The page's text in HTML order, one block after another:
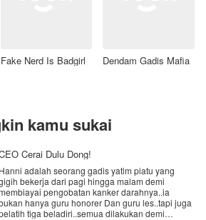
Fake Nerd Is Badgirl Dendam Gadis Mafia
kamu sukai
Cerai Dulu Dong!
Hanni adalah seorang gadis yatim piatu yang
bekerja dari pagi hingga malam demi
pengobatan kanker darahnya..ia
hanya guru honorer Dan guru les..tapi juga
tiga beladiri..semua dilakukan demi